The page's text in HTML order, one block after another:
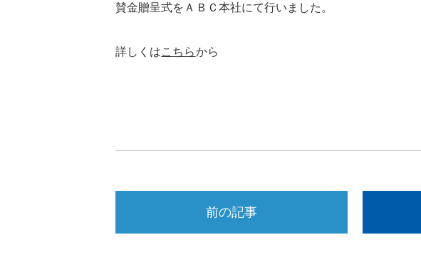
賛金贈呈式をＡＢＣ本社にて行いました。
詳しくはこちらから
前の記事